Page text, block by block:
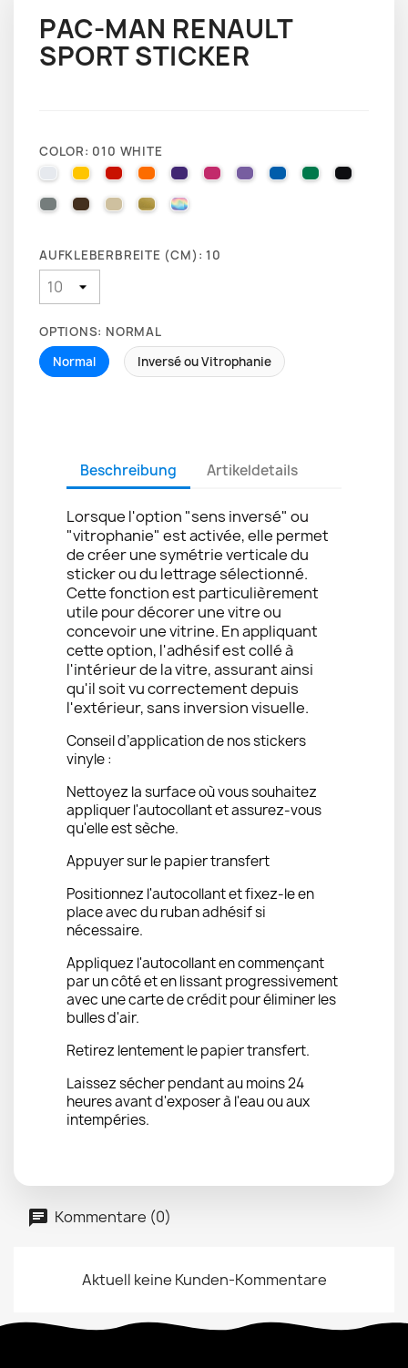
PAC-MAN RENAULT
SPORT STICKER
COLOR: 010 WHITE
010 WHITE025 BRIMSTONE YELLOW
031 RED035 PASTEL ORANGE
040 VIOLET
041 PINK043 LAVENDER
051 GENTIAN BLUE
061 GREEN
070
071 GREY080 BROWN
082 BEIGE
091 GOLD000 HOLOGRAPHIQUE
AUFKLEBERBREITE (CM): 10
OPTIONS: NORMAL
Normal
Inversé ou Vitrophanie
Beschreibung Artikeldetails
Lorsque l'option "sens inversé" ou
"vitrophanie" est activée, elle permet
de créer une symétrie verticale du
sticker ou du lettrage sélectionné.
Cette fonction est particulièrement
utile pour décorer une vitre ou
concevoir une vitrine. En appliquant
cette option, l'adhésif est collé à
l'intérieur de la vitre, assurant ainsi
qu'il soit vu correctement depuis
l'extérieur, sans inversion visuelle.
Conseil d’application de nos stickers
vinyle :
Nettoyez la surface où vous souhaitez
appliquer l'autocollant et assurez-vous
qu'elle est sèche.
Appuyer sur le papier transfert
Positionnez l'autocollant et fixez-le en
place avec du ruban adhésif si
nécessaire.
Appliquez l'autocollant en commençant
par un côté et en lissant progressivement
avec une carte de crédit pour éliminer les
bulles d'air.
Retirez lentement le papier transfert.
Laissez sécher pendant au moins 24
heures avant d'exposer à l'eau ou aux
intempéries.
Kommentare (0)
Aktuell keine Kunden-Kommentare